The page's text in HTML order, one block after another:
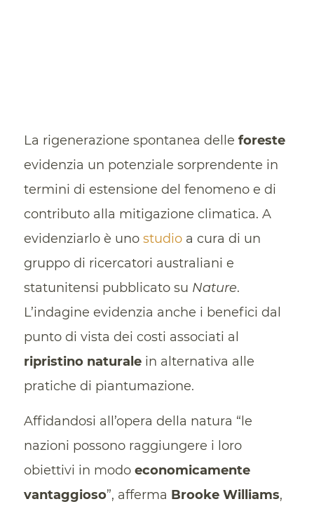
La rigenerazione spontanea delle foreste
evidenzia un potenziale sorprendente in
termini di estensione del fenomeno e di
contributo alla mitigazione climatica. A
evidenziarlo è uno studioa cura di un
gruppo di ricercatori australiani e
statunitensi pubblicato su Nature.
L’indagine evidenzia anche i benefici dal
punto di vista dei costi associati al
ripristino naturalein alternativa alle
pratiche di piantumazione.
Affidandosi all’opera della natura “le
nazioni possono raggiungere i loro
obiettivi in modo economicamente
vantaggioso”, afferma Brooke Williams,